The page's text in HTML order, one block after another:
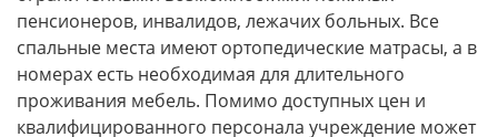
пенсионеров, инвалидов, лежачих больных. Все
спальные места имеют ортопедические матрасы, а в
номерах есть необходимая для длительного
проживания мебель. Помимо доступных цен и
квалифицированного персонала учреждение может